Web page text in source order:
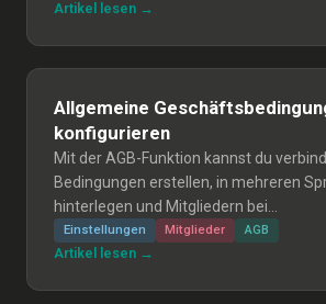
Artikel lesen →
Allgemeine
konfigurieren
Mit der AGB-Funktion kannst du
Bedingungen erstellen, in mehreren
hinterlegen und Mitgliedern bei
Formularen/Kursanmeldungen zur
Zustimmung vorlegen; Einwilligungen
Einstellungen Mitglieder AGB
Artikel lesen →